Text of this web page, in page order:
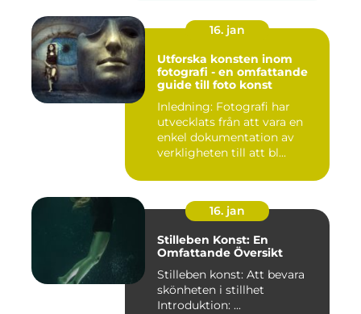
16. jan
Utforska konsten inom
fotografi - en omfattande
guide till foto konst
Inledning: Fotografi har
utvecklats från att vara en
enkel dokumentation av
verkligheten till att bl...
16. jan
Stilleben Konst: En
Omfattande Översikt
Stilleben konst: Att bevara
skönheten i stillhet
Introduktion: ...